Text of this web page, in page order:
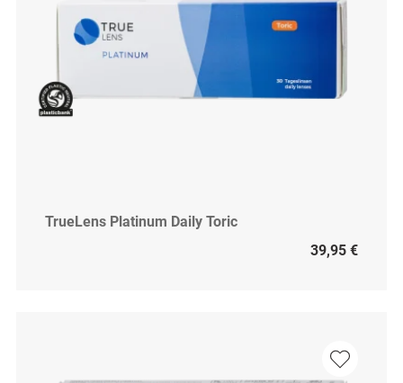
TrueLens Platinum Daily Toric
39,95 €